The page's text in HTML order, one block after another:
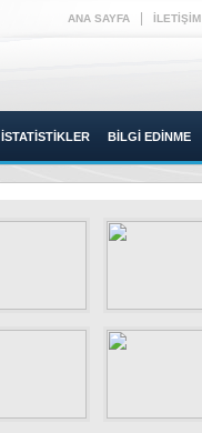
ANA SAYFA İLETİŞİM
İSTATİSTİKLER BİLGİ EDİNME